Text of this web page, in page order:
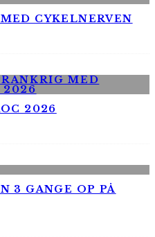
CYKELNERVEN
2026
3 GANGE OP PÅ